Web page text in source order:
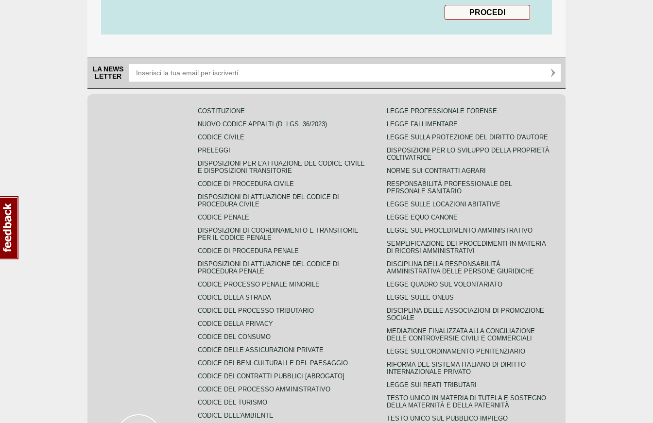
LA NEWS
LETTER
COSTITUZIONE
NUOVO CODICE APPALTI (D. LGS. 36/2023)
CODICE CIVILE
PRELEGGI
DISPOSIZIONI PER L'ATTUAZIONE DEL CODICE CIVILE
E DISPOSIZIONI TRANSITORIE
CODICE DI PROCEDURA CIVILE
DISPOSIZIONI DI ATTUAZIONE DEL CODICE DI
PROCEDURA CIVILE
CODICE PENALE
DISPOSIZIONI DI COORDINAMENTO E TRANSITORIE
PER IL CODICE PENALE
CODICE DI PROCEDURA PENALE
DISPOSIZIONI DI ATTUAZIONE DEL CODICE DI
PROCEDURA PENALE
CODICE PROCESSO PENALE MINORILE
CODICE DELLA STRADA
CODICE DEL PROCESSO TRIBUTARIO
CODICE DELLA PRIVACY
CODICE DEL CONSUMO
CODICE DELLE ASSICURAZIONI PRIVATE
CODICE DEI BENI CULTURALI E DEL PAESAGGIO
CODICE DEI CONTRATTI PUBBLICI [ABROGATO]
CODICE DEL PROCESSO AMMINISTRATIVO
CODICE DEL TURISMO
CODICE DELL'AMBIENTE
LEGGE PROFESSIONALE FORENSE
LEGGE FALLIMENTARE
LEGGE SULLA PROTEZIONE DEL DIRITTO D'AUTORE
DISPOSIZIONI PER LO SVILUPPO DELLA PROPRIETÀ
COLTIVATRICE
NORME SUI CONTRATTI AGRARI
RESPONSABILITÀ PROFESSIONALE DEL
PERSONALE SANITARIO
LEGGE SULLE LOCAZIONI ABITATIVE
LEGGE EQUO CANONE
LEGGE SUL PROCEDIMENTO AMMINISTRATIVO
SEMPLIFICAZIONE DEI PROCEDIMENTI IN MATERIA
DI RICORSI AMMINISTRATIVI
DISCIPLINA DELLA RESPONSABILITÀ
AMMINISTRATIVA DELLE PERSONE GIURIDICHE
LEGGE QUADRO SUL VOLONTARIATO
LEGGE SULLE ONLUS
DISCIPLINA DELLE ASSOCIAZIONI DI PROMOZIONE
SOCIALE
MEDIAZIONE FINALIZZATA ALLA CONCILIAZIONE
DELLE CONTROVERSIE CIVILI E COMMERCIALI
LEGGE SULL'ORDINAMENTO PENITENZIARIO
RIFORMA DEL SISTEMA ITALIANO DI DIRITTO
INTERNAZIONALE PRIVATO
LEGGE SUI REATI TRIBUTARI
TESTO UNICO IN MATERIA DI TUTELA E SOSTEGNO
DELLA MATERNITÀ E DELLA PATERNITÀ
TESTO UNICO SUL PUBBLICO IMPIEGO